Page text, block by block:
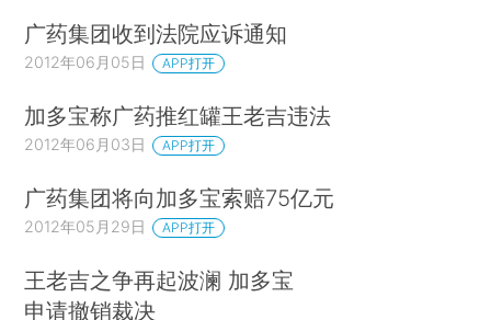
广药集团收到法院应诉通知
2012年06月05日 APP打开
加多宝称广药推红罐王老吉违法
2012年06月03日 APP打开
广药集团将向加多宝索赔75亿元
2012年05月29日 APP打开
王老吉之争再起波澜 加多宝
申请撤销裁决